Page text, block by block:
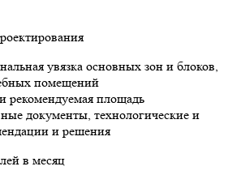
увязка основных зон и блоков,
помещений
рекомендуемая площадь
документы, технологические и
и решения
в месяц